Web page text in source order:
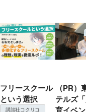
フリースクール
という選択
講談社コクリコ
（PR）
テルズ